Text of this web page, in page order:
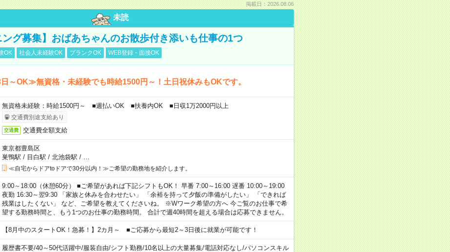
掲載日：2026.08.06
未読
ング募集】おばあちゃんのお散歩付き添いも仕事の1つ
OK 社会人未経験OK ブランクOK WEB登録・面接OK
～OK≫無資格・未経験でも時給1500円～！土日祝休みもOKです。
無資格未経験：時給1500円～ ■週払いOK ■扶養内OK ■日収1万2000円以上
交通費別途支給あり
交通費 交通費全額支給
東京都豊島区
巣鴨駅 / 目白駅 / 北池袋駅 /
≪自宅からドアtoドアで30分以内！≫ご希望の勤務地を紹介します。
9:00～18:00（休憩60分） ■ご希望があれば下記シフトもOK！ 早番 7:00～16:00 遅番 10:00～19:00
夜勤 16:30～翌9:30 「家族と休みを合わせたい」 「余裕を持って夕飯の準備がしたい」 「できれば
残業はしたくない」 など、ご希望を教えてくださいね。 ※Wワーク希望の方へ 今ご覧のお仕事で希
望する勤務時間と、もう1つのお仕事の勤務時間。 合計で週40時間を超える場合は応募できません。
【8月中のスタートOK！急募！】2カ月～ ■ご応募から最短2～3日後に就業が可能です！
履歴書不要/40～50代活躍中/服装自由/シフト勤務/10名以上の大量募集/電話対応なし/パソコンスキル